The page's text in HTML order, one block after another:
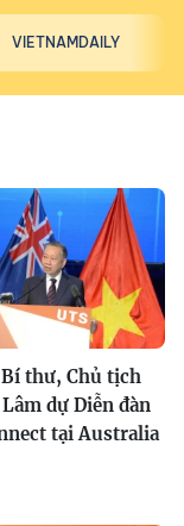
VIETNAMDAILY
thư, Chủ tịch
dự Diễn đàn
tại Australia